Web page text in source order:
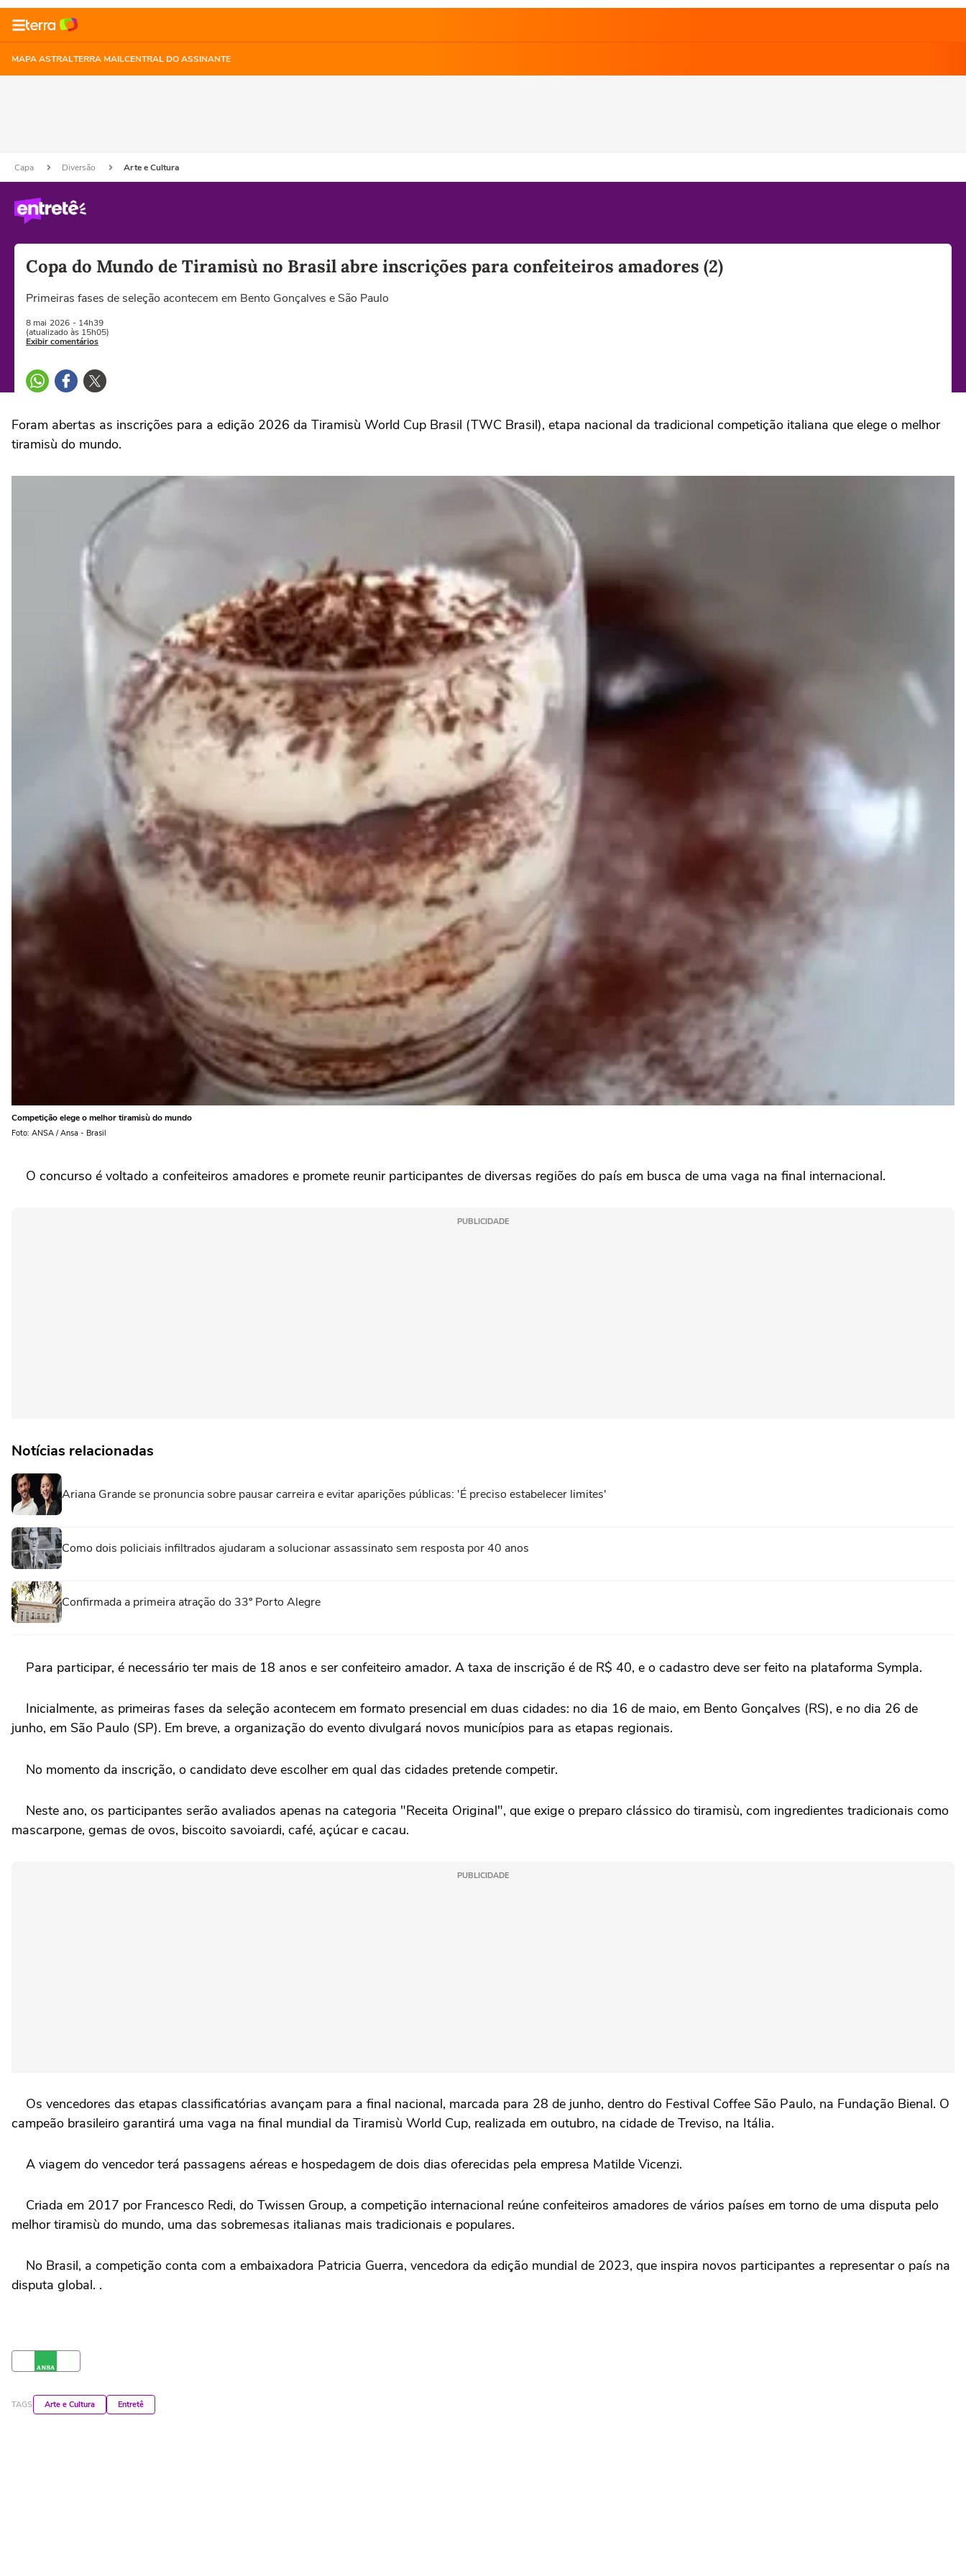
MAPA ASTRALTERRA MAILCENTRAL DO ASSINANTE
Capa Diversão Arte e Cultura
Copa do Mundo de Tiramisù no Brasil abre inscrições para confeiteiros amadores (2)
Primeiras fases de seleção acontecem em Bento Gonçalves e São Paulo
8 mai 2026 - 14h39
(atualizado às 15h05)
Exibir comentários
Foram abertas as inscrições para a edição 2026 da Tiramisù World Cup Brasil (TWC Brasil), etapa nacional da tradicional competição italiana que elege o melhor
tiramisù do mundo.
Competição elege o melhor tiramisù do mundo
Foto: ANSA / Ansa - Brasil
O concurso é voltado a confeiteiros amadores e promete reunir participantes de diversas regiões do país em busca de uma vaga na final internacional.
PUBLICIDADE
Notícias relacionadas
Ariana Grande se pronuncia sobre pausar carreira e evitar aparições públicas: 'É preciso estabelecer limites'
Como dois policiais infiltrados ajudaram a solucionar assassinato sem resposta por 40 anos
Confirmada a primeira atração do 33º Porto Alegre
Para participar, é necessário ter mais de 18 anos e ser confeiteiro amador. A taxa de inscrição é de R$ 40, e o cadastro deve ser feito na plataforma Sympla.
Inicialmente, as primeiras fases da seleção acontecem em formato presencial em duas cidades: no dia 16 de maio, em Bento Gonçalves (RS), e no dia 26 de
junho, em São Paulo (SP). Em breve, a organização do evento divulgará novos municípios para as etapas regionais.
No momento da inscrição, o candidato deve escolher em qual das cidades pretende competir.
Neste ano, os participantes serão avaliados apenas na categoria "Receita Original", que exige o preparo clássico do tiramisù, com ingredientes tradicionais como
mascarpone, gemas de ovos, biscoito savoiardi, café, açúcar e cacau.
PUBLICIDADE
Os vencedores das etapas classificatórias avançam para a final nacional, marcada para 28 de junho, dentro do Festival Coffee São Paulo, na Fundação Bienal. O
campeão brasileiro garantirá uma vaga na final mundial da Tiramisù World Cup, realizada em outubro, na cidade de Treviso, na Itália.
A viagem do vencedor terá passagens aéreas e hospedagem de dois dias oferecidas pela empresa Matilde Vicenzi.
Criada em 2017 por Francesco Redi, do Twissen Group, a competição internacional reúne confeiteiros amadores de vários países em torno de uma disputa pelo
melhor tiramisù do mundo, uma das sobremesas italianas mais tradicionais e populares.
No Brasil, a competição conta com a embaixadora Patricia Guerra, vencedora da edição mundial de 2023, que inspira novos participantes a representar o país na
disputa global. .
TAGS Arte e Cultura Entretê